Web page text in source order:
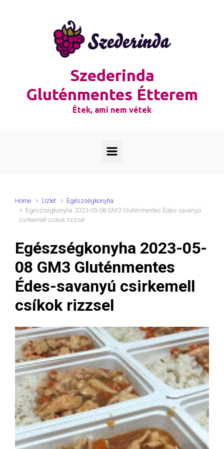
Szederinda
Gluténmentes Étterem
Étek, ami nem vétek
Home Üzlet
Egészségkonyha
Egészségkonyha 2023-05-08 GM3 Gluténmentes Édes-savanyú
csirkemell csíkok rizzsel
Egészségkonyha 2023-05-
08 GM3 Gluténmentes
Édes-savanyú csirkemell
csíkok rizzsel